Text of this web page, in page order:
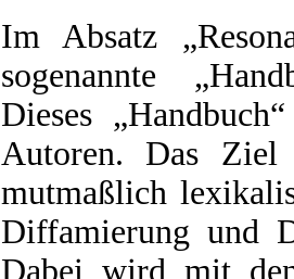
Im Absatz
sogenannte
Dieses
Autoren. Das
mutmaßlich
Diffamierung und
Dabei wird mit